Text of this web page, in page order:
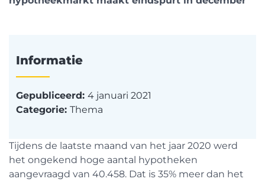
Informatie
Gepubliceerd: 4 januari 2021
Categorie: Thema
Tijdens de laatste maand van het jaar 2020 werd
het ongekend hoge aantal hypotheken
aangevraagd van 40.458. Dat is 35% meer dan het